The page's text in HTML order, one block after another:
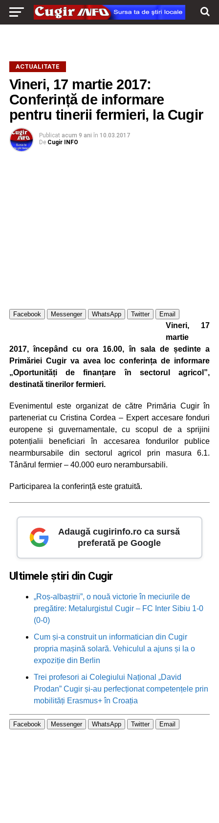
ACTUALITATE
Vineri, 17 martie 2017:
Conferință de informare
pentru tinerii fermieri, la Cugir
Publicat acum 9 ani în 10.03.2017
De Cugir INFO
Facebook Messenger WhatsApp Twitter Email
Vineri, 17
martie
2017, începând cu ora 16.00, în sala de ședinte a
Primăriei Cugir va avea loc conferința de informare
„Oportunități de finanțare în sectorul agricol”,
destinată tinerilor fermieri.
Evenimentul este organizat de către Primăria Cugir în
parteneriat cu Cristina Cordea – Expert accesare fonduri
europene și guvernamentale, cu scopul de a sprijini
potențialii beneficiari în accesarea fondurilor publice
nearmbursabile din sectorul agricol prin masura 6.1.
Tânărul fermier – 40.000 euro nerambursabili.
Participarea la conferință este gratuită.
Adaugă cugirinfo.ro ca sursă
preferată pe Google
Ultimele știri din Cugir
„Roș-albaștrii”, o nouă victorie în meciurile de
pregătire: Metalurgistul Cugir – FC Inter Sibiu 1-0
(0-0)
Cum și-a construit un informatician din Cugir
propria mașină solară. Vehiculul a ajuns și la o
expoziție din Berlin
Trei profesori ai Colegiului Național „David
Prodan” Cugir și-au perfecționat competențele prin
mobilități Erasmus+ în Croația
Facebook Messenger WhatsApp Twitter Email